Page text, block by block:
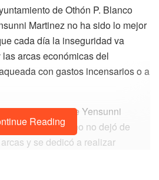
de Othón P. Blanco
Martinez no ha sido lo mejor
cada día la inseguridad va
arcas económicas del
con gastos incensarios o a
a cargo de Yensunni
de gobierno no dejó de
y se dedicó a realizar
Reading